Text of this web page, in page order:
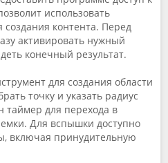
использовать
контента. Перед
активировать нужный
конечный результат.
для создания области
точку и указать радиус
таймер для перехода в
Для вспышки доступно
включая принудительную